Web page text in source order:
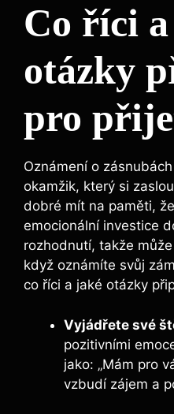
Co říci
otázky
pro
Oznámení o
okamžik, který si
dobré mít na paměti,
emocionální investice
rozhodnutí, takže
když oznámíte svůj
co říci a jaké otázky
Vyjádřete své
pozitivními
jako: „Mám pro
vzbudí zájem a